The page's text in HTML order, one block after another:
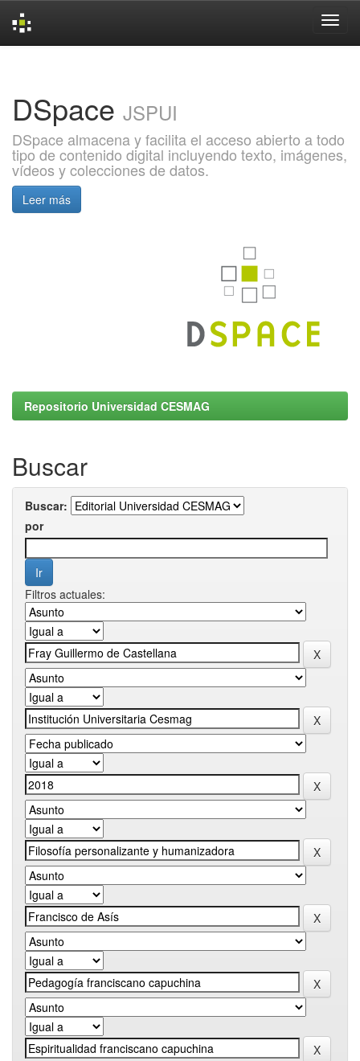
DSpace JSPUI
DSpace almacena y facilita el acceso abierto a todo
tipo de contenido digital incluyendo texto, imágenes,
vídeos y colecciones de datos.
Leer más
Repositorio Universidad CESMAG
Buscar
Buscar:
por
Filtros actuales: